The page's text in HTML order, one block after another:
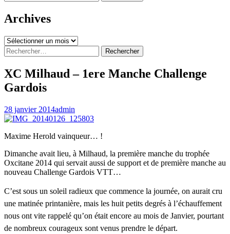
Archives
Archives
Rechercher :
XC Milhaud – 1ere Manche Challenge
Gardois
28 janvier 2014admin
Maxime Herold vainqueur… !
Dimanche avait lieu, à Milhaud, la première manche du trophée
Oxcitane 2014 qui servait aussi de support et de première manche au
nouveau Challenge Gardois VTT…
C’est sous un soleil radieux que commence la journée, on aurait cru
une matinée printanière, mais les huit petits degrés à l’échauffement
nous ont vite rappelé qu’on était encore au mois de Janvier, pourtant
de nombreux courageux sont venus prendre le départ.